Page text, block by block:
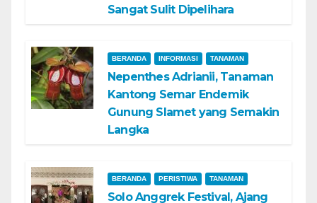
Sangat Sulit Dipelihara
BERANDA INFORMASI TANAMAN
Nepenthes Adrianii, Tanaman
Kantong Semar Endemik
Gunung Slamet yang Semakin
Langka
BERANDA PERISTIWA TANAMAN
Solo Anggrek Festival, Ajang